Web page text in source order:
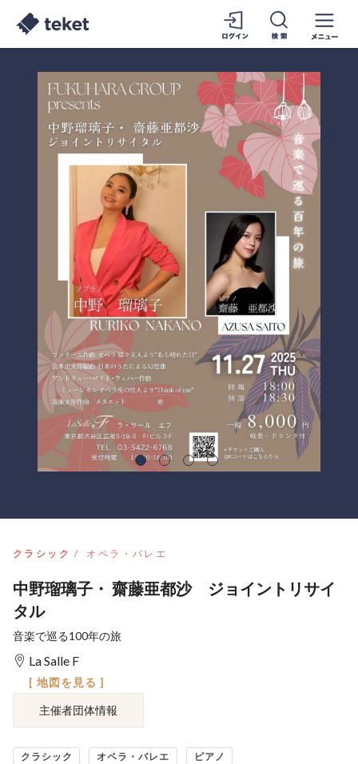
クラシック オペラ・バレエ
中野瑠璃子・ 齋藤亜都沙 ジョイントリサイ
タル
音楽で巡る100年の旅
La Salle F
[ 地図を見る ]
主催者団体情報
クラシック オペラ・バレエ ピアノ